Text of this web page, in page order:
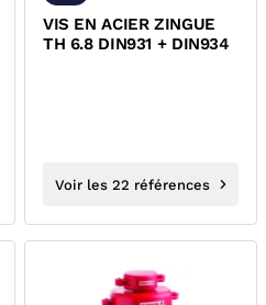
VIS EN ACIER ZINGUE
TH 6.8 DIN931 + DIN934
Voir les 22 références